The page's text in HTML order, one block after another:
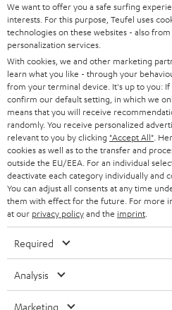
N
e
w
s
l
e
t
t
e
r
a
n
m
e
Wähle deinen
Melde dich für den
45 € als Dankeschön.
EMAIL
WIDGET
Kategorien
Unternehmen
We want to offer you a safe surfing
interests. For this purpose, Teufel uses
technologies on these websites - also
personalization services.
With cookies, we and other marketing
learn what you like - through your
from your terminal device. It's up to you: If
confirm our default setting, in which we
means that you will receive
randomly. You receive personalized
relevant to you by clicking "Accept All" .
cookies as well as to the transfer and
outside the EU/EEA. For an individual
deactivate each category individually and
You can adjust all consents at any time
them with effect for the future. For more
at our privacy policyand the imprint
Required
Analysis
Marketing